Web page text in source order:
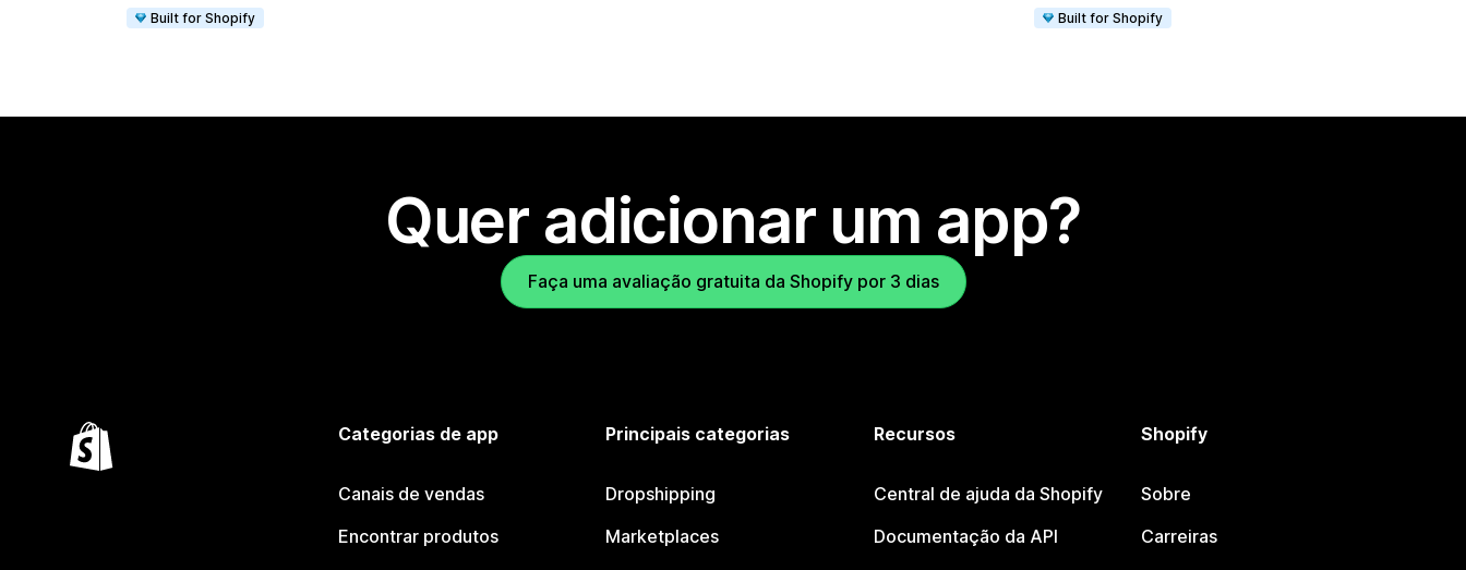
Built for Shopify
Built for Shopify
Quer adicionar um app?
Faça uma avaliação gratuita da Shopify por 3 dias
Categorias de app
Canais de vendas
Encontrar produtos
Principais categorias
Dropshipping
Marketplaces
Recursos
Central de ajuda da Shopify
Documentação da API
Shopify
Sobre
Carreiras